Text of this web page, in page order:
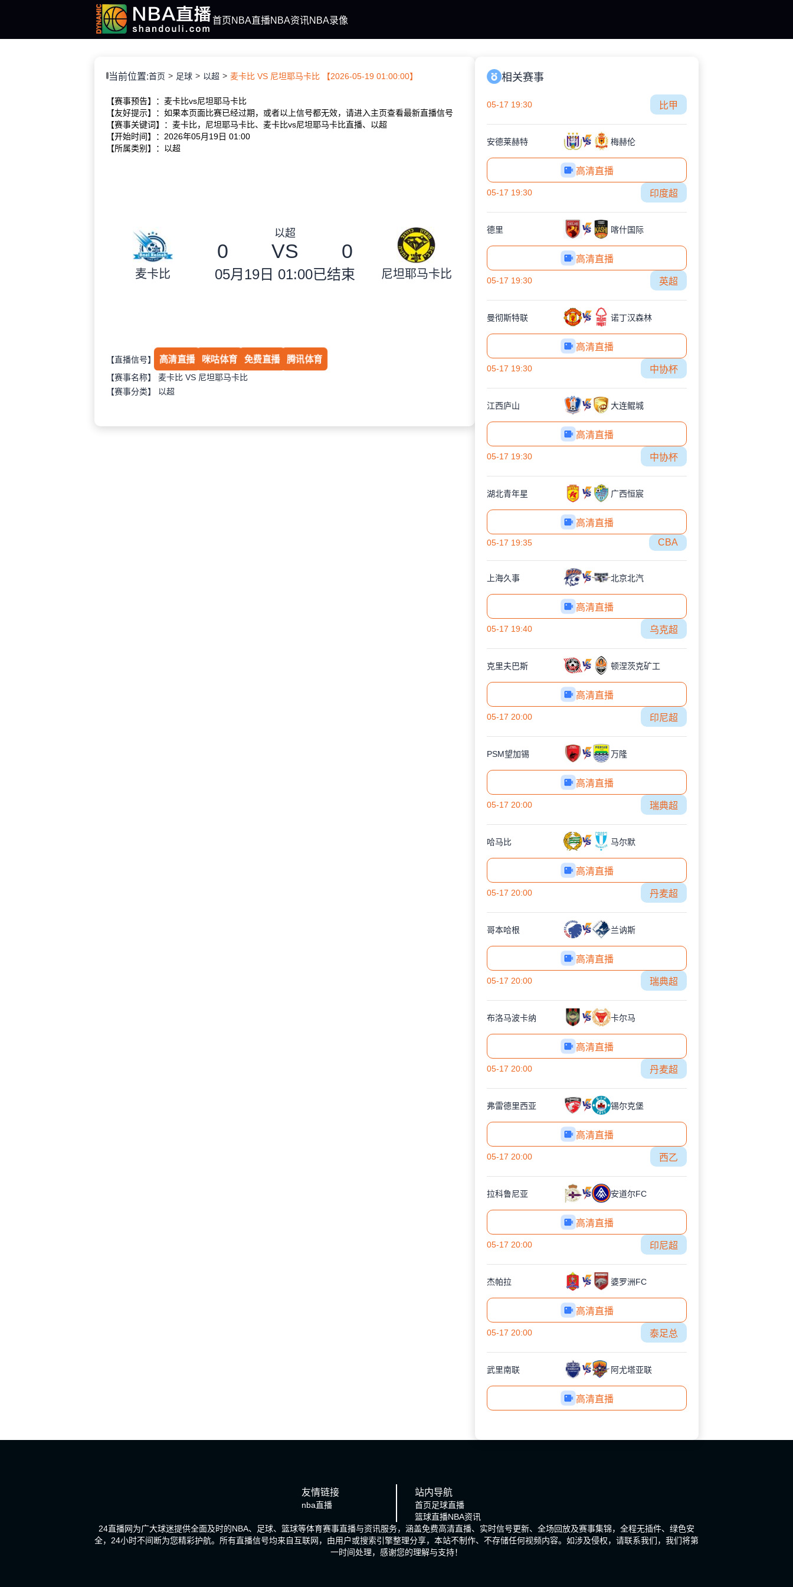
首页NBA直播NBA资讯NBA录像
当前位置:首页 足球 以超 麦卡比 VS 尼坦耶马卡比 【2026-05-19 01:00:00】
【赛事预告】：麦卡比vs尼坦耶马卡比
【友好提示】：如果本页面比赛已经过期，或者以上信号都无效，请进入主页查看最新直播信号
【赛事关键词】：麦卡比，尼坦耶马卡比、麦卡比vs尼坦耶马卡比直播、以超
【开始时间】：2026年05月19日 01:00
【所属类别】：以超
麦卡比
以超
0 VS 0
05月19日 01:00已结束 尼坦耶马卡比
【直播信号】 高清直播 咪咕体育 免费直播 腾讯体育
【赛事名称】 麦卡比 VS 尼坦耶马卡比
【赛事分类】 以超
相关赛事
05-17 19:30 比甲
安德莱赫特 梅赫伦
高清直播
05-17 19:30 印度超
德里 喀什国际
高清直播
05-17 19:30 英超
曼彻斯特联 诺丁汉森林
高清直播
05-17 19:30 中协杯
江西庐山 大连鲲城
高清直播
05-17 19:30 中协杯
湖北青年星 广西恒宸
高清直播
05-17 19:35 CBA
上海久事 北京北汽
高清直播
05-17 19:40 乌克超
克里夫巴斯 顿涅茨克矿工
高清直播
05-17 20:00 印尼超
PSM望加锡 万隆
高清直播
05-17 20:00 瑞典超
哈马比 马尔默
高清直播
05-17 20:00 丹麦超
哥本哈根 兰讷斯
高清直播
05-17 20:00 瑞典超
布洛马波卡纳 卡尔马
高清直播
05-17 20:00 丹麦超
弗雷德里西亚 锡尔克堡
高清直播
05-17 20:00 西乙
拉科鲁尼亚 安道尔FC
高清直播
05-17 20:00 印尼超
杰帕拉 婆罗洲FC
高清直播
05-17 20:00 泰足总
武里南联 阿尤塔亚联
高清直播
友情链接
nba直播
站内导航
首页足球直播
篮球直播NBA资讯
24直播网为广大球迷提供全面及时的NBA、足球、篮球等体育赛事直播与资讯服务，涵盖免费高清直播、实时信号更新、全场回放及赛事集锦，全程无插件、绿色安
全，24小时不间断为您精彩护航。所有直播信号均来自互联网，由用户或搜索引擎整理分享，本站不制作、不存储任何视频内容。如涉及侵权，请联系我们，我们将第
一时间处理，感谢您的理解与支持！